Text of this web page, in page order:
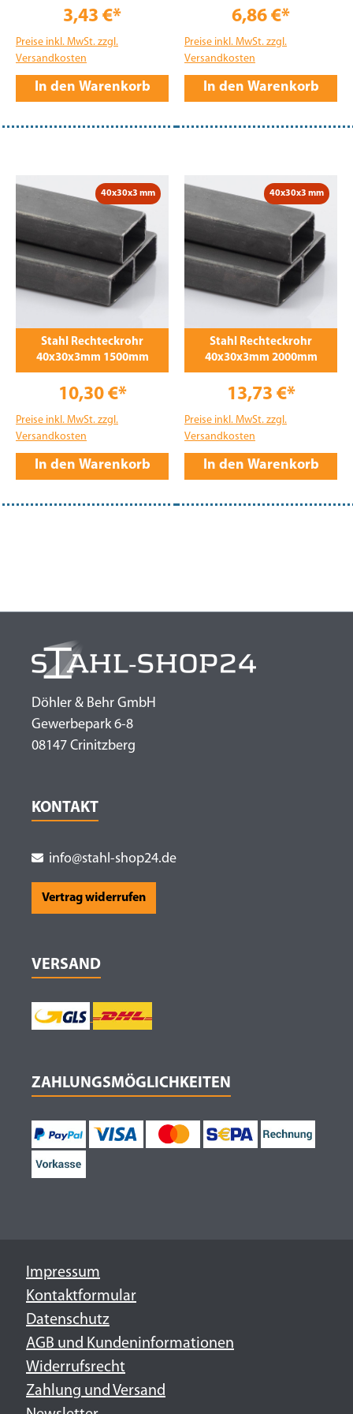
3,43 €*
Preise inkl. MwSt. zzgl.
Versandkosten
In den Warenkorb
6,86 €*
Preise inkl. MwSt. zzgl.
Versandkosten
In den Warenkorb
40x30x3 mm
Stahl Rechteckrohr
40x30x3mm 1500mm
10,30 €*
Preise inkl. MwSt. zzgl.
Versandkosten
In den Warenkorb
40x30x3 mm
Stahl Rechteckrohr
40x30x3mm 2000mm
13,73 €*
Preise inkl. MwSt. zzgl.
Versandkosten
In den Warenkorb
Döhler & Behr GmbH
Gewerbepark 6-8
08147 Crinitzberg
KONTAKT
info@stahl-shop24.de
Vertrag widerrufen
VERSAND
ZAHLUNGSMÖGLICHKEITEN
Impressum
Kontaktformular
Datenschutz
AGB und Kundeninformationen
Widerrufsrecht
Zahlung und Versand